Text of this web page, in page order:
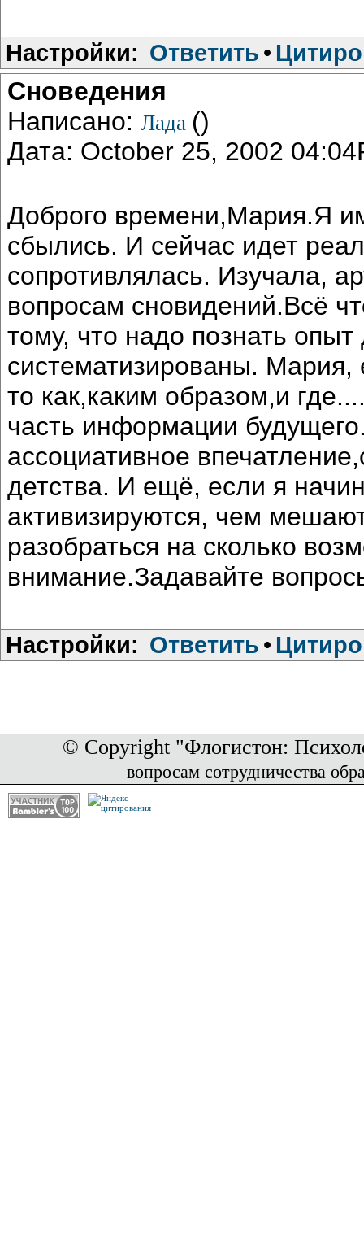
Настройки: Ответить •
Сноведения
Написано: Лада ()
Дата: October 25, 2002
Доброго времени,Мария.Я
сбылись. И сейчас идет
сопротивлялась. Изучала,
вопросам сновидений.Всё
тому, что надо познать
систематизированы.
то как,каким образом,и
часть информации
ассоциативное
детства. И ещё, если я
активизируются, чем
разобраться на сколько
внимание.Задавайте
Настройки: Ответить •
© Copyright "Флогистон:
вопросам сотрудничества